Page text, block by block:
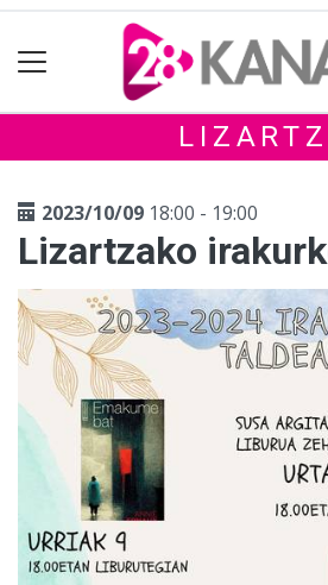
2023/10/09 18:00 - 19:00
Lizartzako